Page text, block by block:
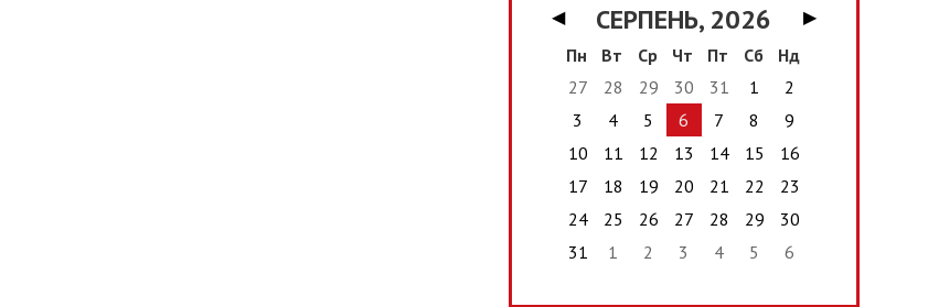
◀ СЕРПЕНЬ, 2026
▶
Пн
Вт Ср Чт Пт Сб
Нд
27
28 29 30 31 1
2
3
4 5 6 7 8
9
10
11 12 13 14 15
16
17
18 19 20 21 22
23
24
25 26 27 28 29
30
31
1 2 3 4 5 6